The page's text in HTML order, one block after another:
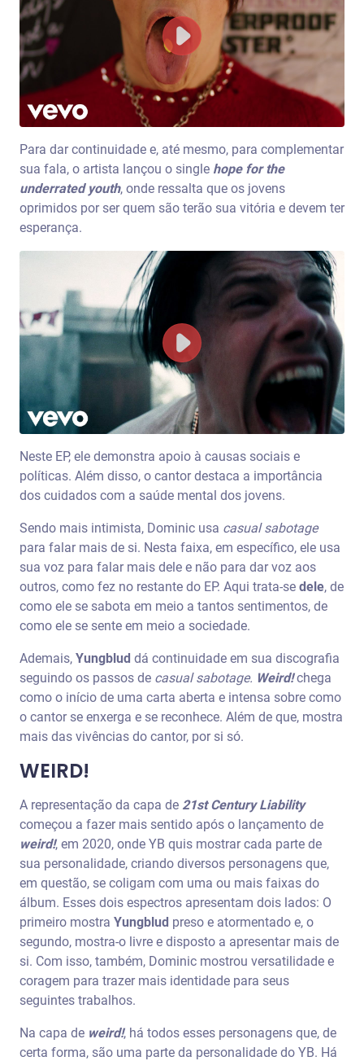
Para dar continuidade e, até mesmo, para complementar
sua fala, o artista lançou o single hope for the
underrated youth, onde ressalta que os jovens
oprimidos por ser quem são terão sua vitória e devem ter
esperança.
Neste EP, ele demonstra apoio à causas sociais e
políticas. Além disso, o cantor destaca a importância
dos cuidados com a saúde mental dos jovens.
Sendo mais intimista, Dominic usa casual sabotage
para falar mais de si. Nesta faixa, em específico, ele usa
sua voz para falar mais dele e não para dar voz aos
outros, como fez no restante do EP. Aqui trata-se dele, de
como ele se sabota em meio a tantos sentimentos, de
como ele se sente em meio a sociedade.
Ademais, Yungblud dá continuidade em sua discografia
seguindo os passos de casual sabotage. Weird!chega
como o início de uma carta aberta e intensa sobre como
o cantor se enxerga e se reconhece. Além de que, mostra
mais das vivências do cantor, por si só.
WEIRD!
A representação da capa de 21st Century Liability
começou a fazer mais sentido após o lançamento de
weird!, em 2020, onde YB quis mostrar cada parte de
sua personalidade, criando diversos personagens que,
em questão, se coligam com uma ou mais faixas do
álbum. Esses dois espectros apresentam dois lados: O
primeiro mostra Yungblud preso e atormentado e, o
segundo, mostra-o livre e disposto a apresentar mais de
si. Com isso, também, Dominic mostrou versatilidade e
coragem para trazer mais identidade para seus
seguintes trabalhos.
Na capa de weird!, há todos esses personagens que, de
certa forma, são uma parte da personalidade do YB. Há